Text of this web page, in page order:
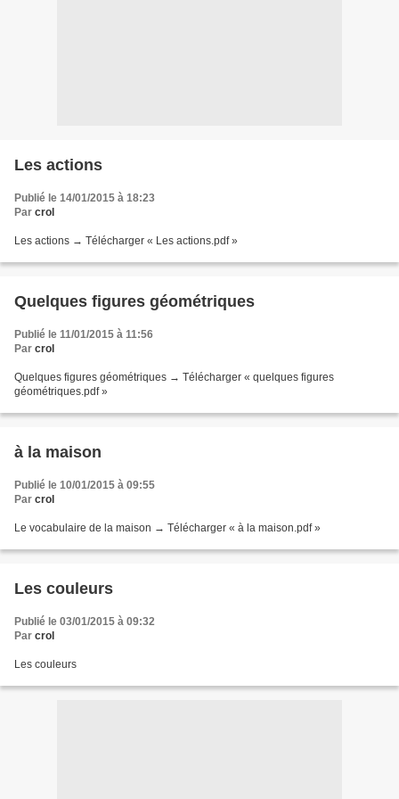
Les actions
Publié le 14/01/2015 à 18:23
Par crol
Les actions → Télécharger « Les actions.pdf »
Quelques figures géométriques
Publié le 11/01/2015 à 11:56
Par crol
Quelques figures géométriques → Télécharger « quelques figures
géométriques.pdf »
à la maison
Publié le 10/01/2015 à 09:55
Par crol
Le vocabulaire de la maison → Télécharger « à la maison.pdf »
Les couleurs
Publié le 03/01/2015 à 09:32
Par crol
Les couleurs